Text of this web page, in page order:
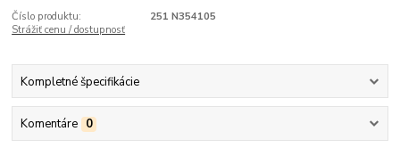
Číslo produktu:
251 N354105
Strážiť cenu / dostupnosť
Kompletné špecifikácie
Komentáre 0